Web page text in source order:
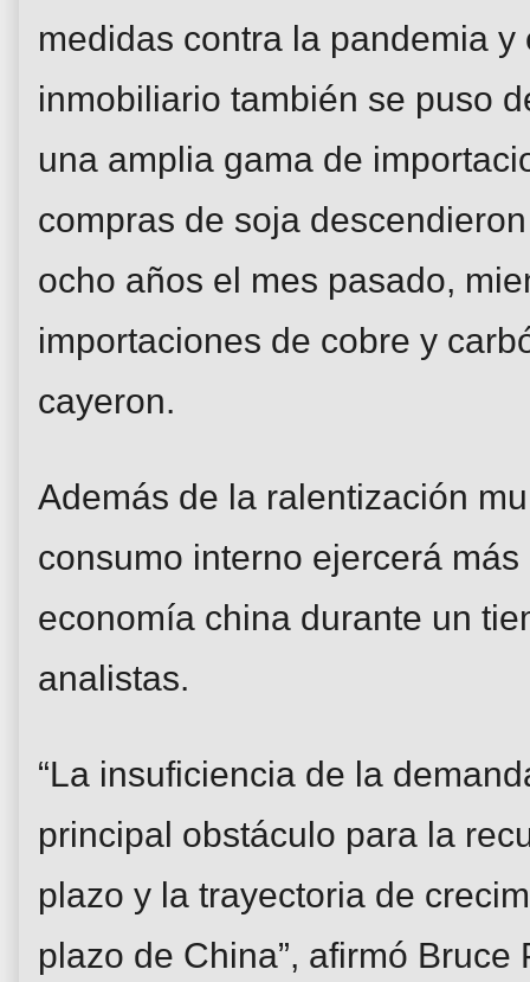
medidas contra la pandemia y
inmobiliario también se puso
una amplia gama de
compras de soja
ocho años el mes pasado,
importaciones de cobre y
cayeron.
Además de la ralentización
consumo interno ejercerá
economía china durante un
analistas.
“La insuficiencia de la
principal obstáculo para la
plazo y la trayectoria de
plazo de China”, afirmó Bruce